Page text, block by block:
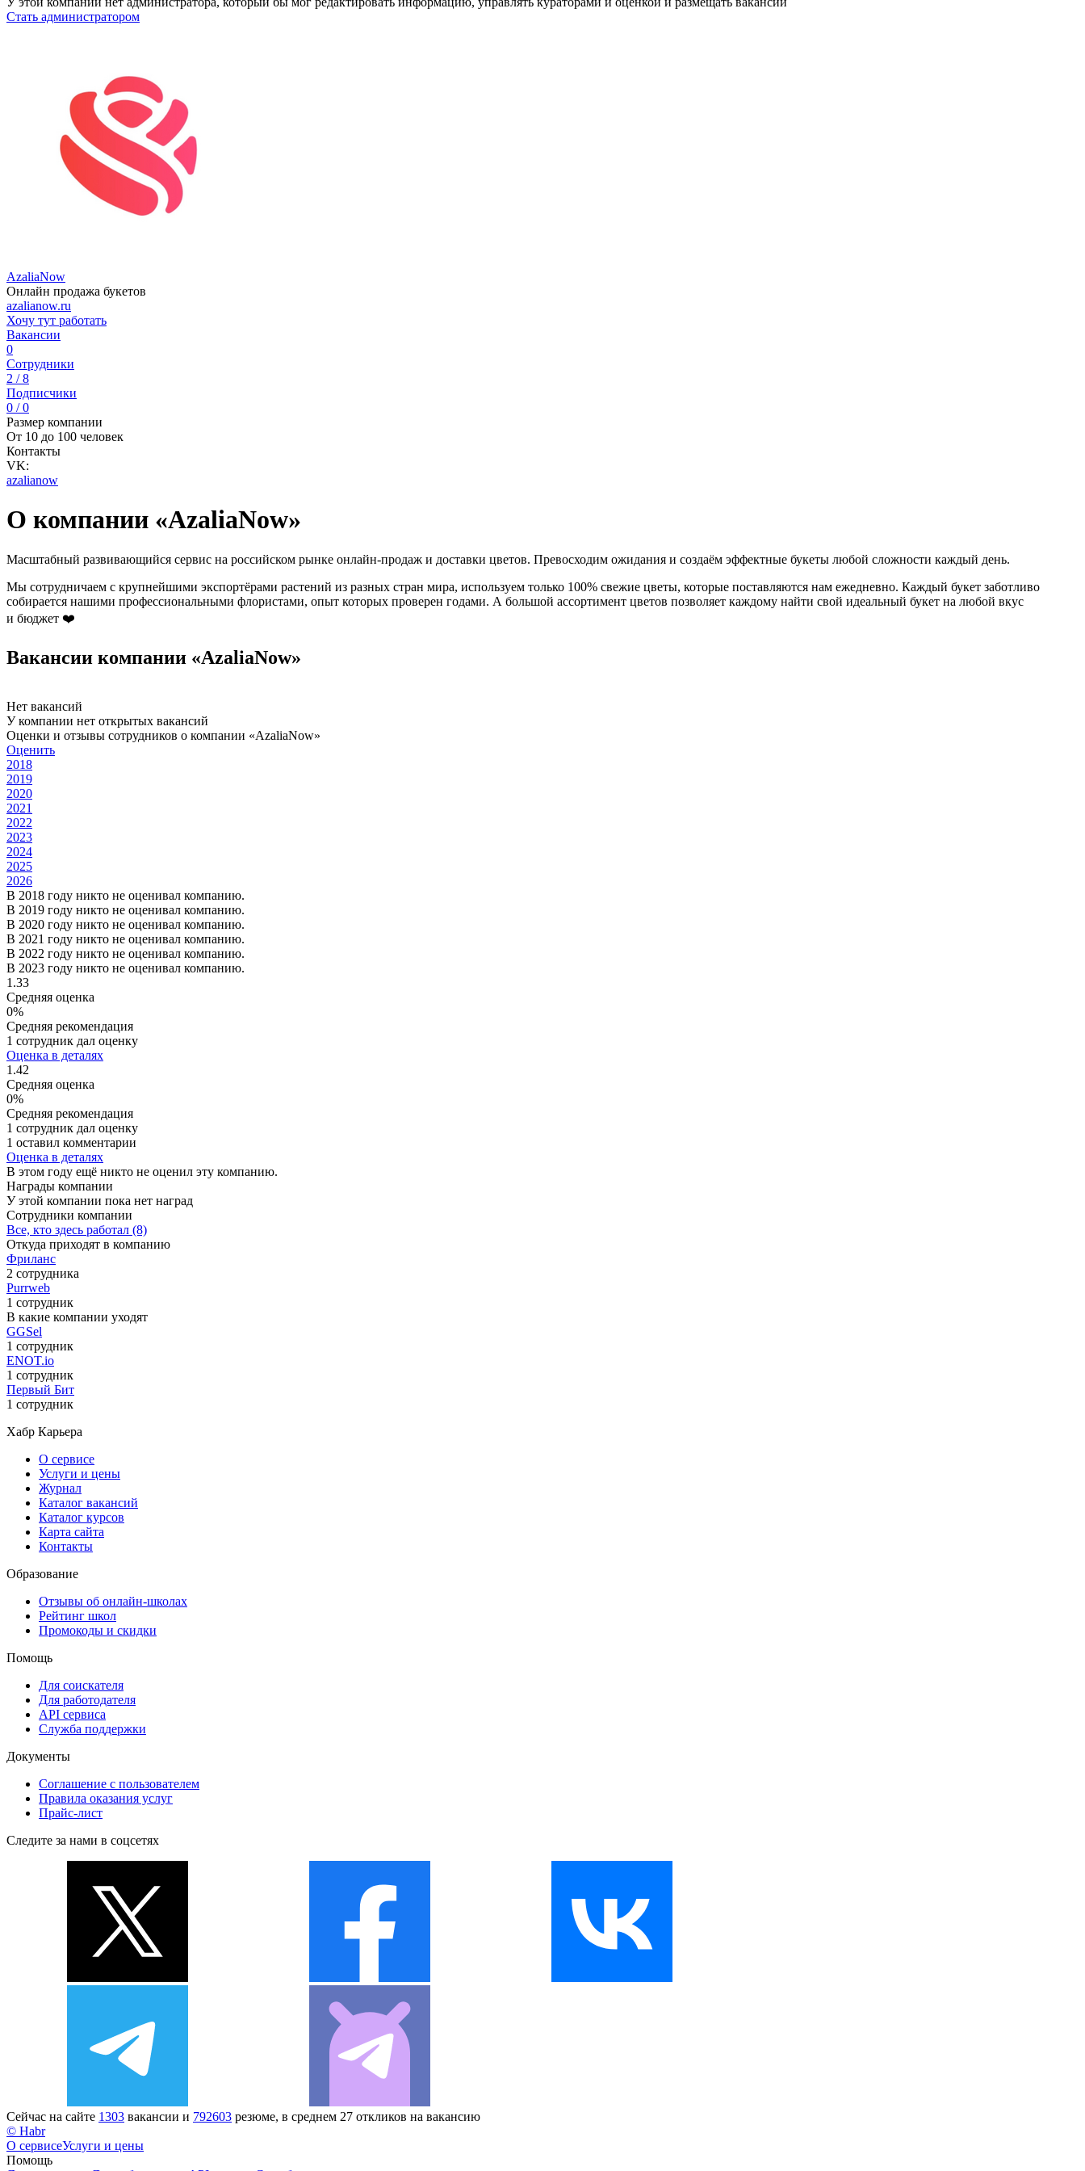
Стать администратором
AzaliaNow
Онлайн продажа букетов
azalianow.ru
Хочу тут работать
Вакансии
0
Сотрудники
2 / 8
Подписчики
0 / 0
Размер компании
От 10 до 100 человек
Контакты
VK:
azalianow
О компании «AzaliaNow»
Масштабный развивающийся сервис на российском рынке онлайн-продаж и доставки цветов. Превосходим ожидания и создаём эффектные букеты любой сложности каждый день.
Мы сотрудничаем с крупнейшими экспортёрами растений из разных стран мира, используем только 100% свежие цветы, которые поставляются нам ежедневно. Каждый букет заботливо
собирается нашими профессиональными флористами, опыт которых проверен годами. А большой ассортимент цветов позволяет каждому найти свой идеальный букет на любой вкус
и бюджет ❤️
Вакансии компании «AzaliaNow»
Нет вакансий
У компании нет открытых вакансий
Оценки и отзывы сотрудников о компании «AzaliaNow»
Оценить
2018
2019
2020
2021
2022
2023
2024
2025
2026
В 2018 году никто не оценивал компанию.
В 2019 году никто не оценивал компанию.
В 2020 году никто не оценивал компанию.
В 2021 году никто не оценивал компанию.
В 2022 году никто не оценивал компанию.
В 2023 году никто не оценивал компанию.
1.33
Средняя оценка
0%
Средняя рекомендация
1 сотрудник дал оценку
Оценка в деталях
1.42
Средняя оценка
0%
Средняя рекомендация
1 сотрудник дал оценку
1 оставил комментарии
Оценка в деталях
В этом году ещё никто не оценил эту компанию.
Награды компании
У этой компании пока нет наград
Сотрудники компании
Все, кто здесь работал (8)
Откуда приходят в компанию
Фриланс
2 сотрудника
Purrweb
1 сотрудник
В какие компании уходят
GGSel
1 сотрудник
ENOT.io
1 сотрудник
Первый Бит
1 сотрудник
Хабр Карьера
О сервисе
Услуги и цены
Журнал
Каталог вакансий
Каталог курсов
Карта сайта
Контакты
Образование
Отзывы об онлайн-школах
Рейтинг школ
Промокоды и скидки
Помощь
Для соискателя
Для работодателя
API сервиса
Служба поддержки
Документы
Соглашение с пользователем
Правила оказания услуг
Прайс-лист
Следите за нами в соцсетях
Сейчас на сайте 1303 вакансии и 792603 резюме, в среднем 27 откликов на вакансию
© Habr
О сервисеУслуги и цены
Помощь